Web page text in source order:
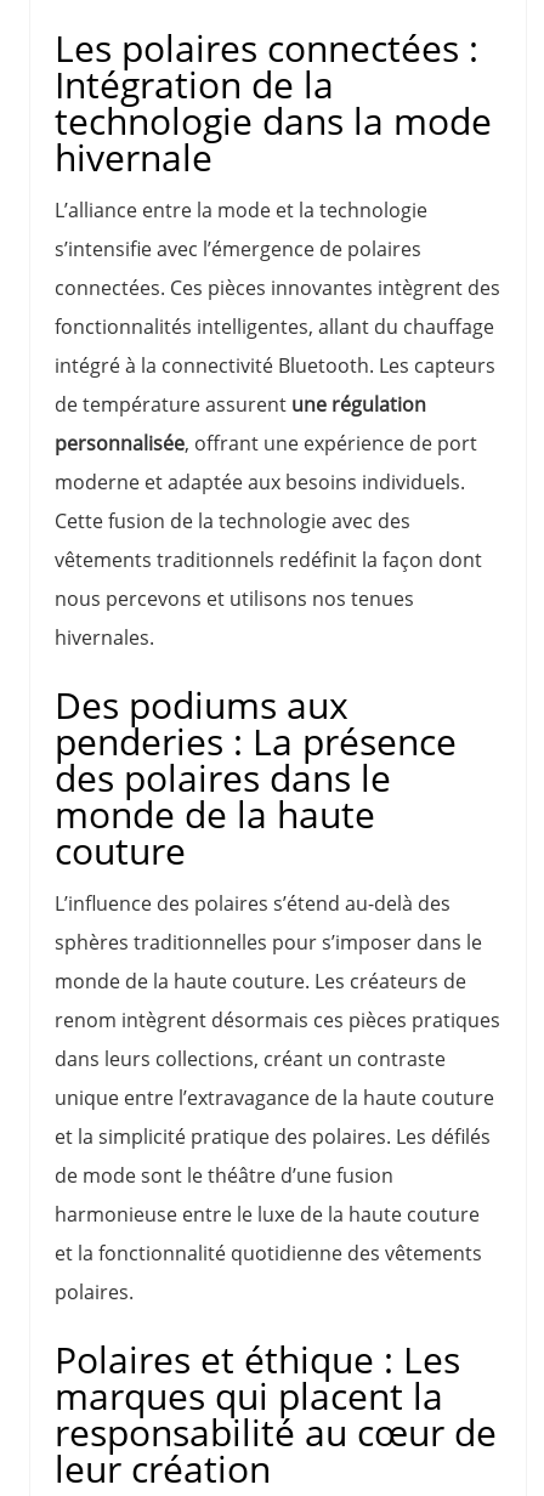
Les polaires connectées :
Intégration de la
technologie dans la mode
hivernale
L’alliance entre la mode et la technologie
s’intensifie avec l’émergence de polaires
connectées. Ces pièces innovantes intègrent des
fonctionnalités intelligentes, allant du chauffage
intégré à la connectivité Bluetooth. Les capteurs
de température assurent une régulation
personnalisée, offrant une expérience de port
moderne et adaptée aux besoins individuels.
Cette fusion de la technologie avec des
vêtements traditionnels redéfinit la façon dont
nous percevons et utilisons nos tenues
hivernales.
Des podiums aux
penderies : La présence
des polaires dans le
monde de la haute
couture
L’influence des polaires s’étend au-delà des
sphères traditionnelles pour s’imposer dans le
monde de la haute couture. Les créateurs de
renom intègrent désormais ces pièces pratiques
dans leurs collections, créant un contraste
unique entre l’extravagance de la haute couture
et la simplicité pratique des polaires. Les défilés
de mode sont le théâtre d’une fusion
harmonieuse entre le luxe de la haute couture
et la fonctionnalité quotidienne des vêtements
polaires.
Polaires et éthique : Les
marques qui placent la
responsabilité au cœur de
leur création